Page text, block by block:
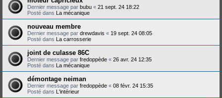
Dernier message par bubu « 21 sept. 24 18:22
Posté dans La mécanique
nouveau membre
Dernier message par drewdavis « 19 sept. 24 08:05
Posté dans La carrosserie
joint de culasse 86C
Dernier message par fredoppède « 26 avr. 24 12:35
Posté dans La mécanique
démontage neiman
Dernier message par fredoppède « 08 févr. 24 15:35
Posté dans L'intérieur